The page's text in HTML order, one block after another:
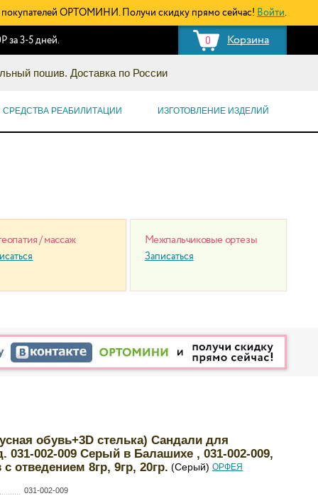
покупателей ОРТОМИНИ. Получи скидку прямо сейчас! Войти.
0 Корзина
за 3-5 дней.
пошив. Доставка по России
СРЕДСТВА РЕАБИЛИТАЦИИ ИЗГОТОВЛЕНИЕ ИЗДЕЛИЙ
/ массаж Межпальчиковые ортезы
Записаться
обувь+3D стелька) Сандали для
031-002-009 Серый в Балашихе , 031-002-009,
отведением 8гр, 9гр, 20гр. (Серый) ОРФЕЯ
031-002-009